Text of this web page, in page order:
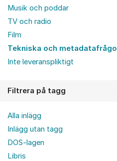
Musik och poddar
TV och radio
Film
Tekniska och
Inte leveranspliktigt
Filtrera på tagg
Alla inlägg
Inlägg utan tagg
DOS-lagen
Libris